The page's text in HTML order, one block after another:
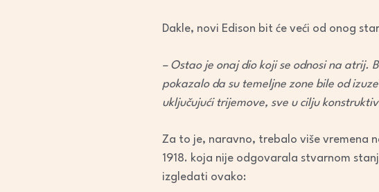
Dakle, novi Edison bit će veći od onog
– Ostao je onaj dio koji se odnosi na atrij.
pokazalo da su temeljne zone bile od
uključujući trijemove, sve u cilju
Za to je, naravno, trebalo više vremena
1918. koja nije odgovarala stvarnom
izgledati ovako: